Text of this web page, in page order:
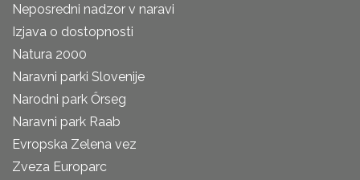
Neposredni nadzor v naravi
Izjava o dostopnosti
Natura 2000
Naravni parki Slovenije
Narodni park Őrseg
Naravni park Raab
Evropska Zelena vez
Zveza Europarc